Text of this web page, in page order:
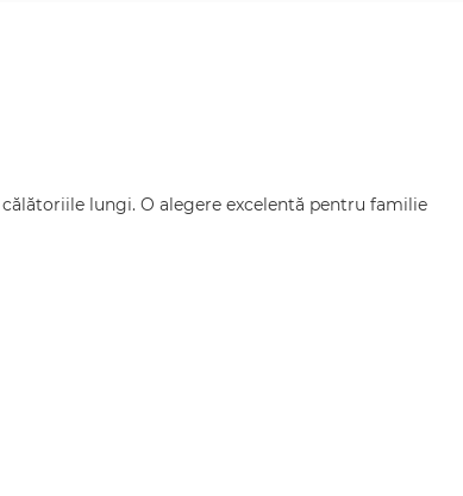
lungi. O alegere excelentă pentru familie